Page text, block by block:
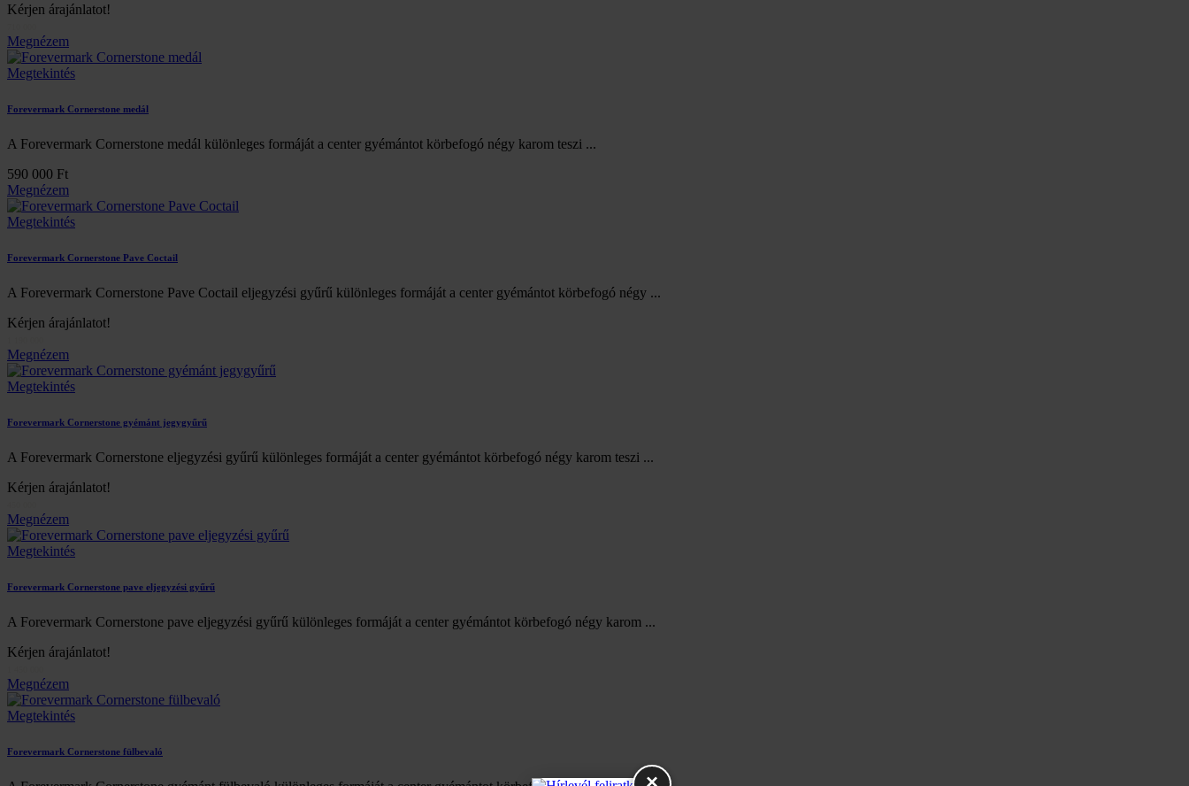
Kérjen árajánlatot!
Megnézem
Megtekintés
Forevermark Cornerstone medál
A Forevermark Cornerstone medál különleges formáját a center gyémántot körbefogó négy karom teszi ...
590 000 Ft
Megnézem
Megtekintés
Forevermark Cornerstone Pave Coctail
A Forevermark Cornerstone Pave Coctail eljegyzési gyűrű különleges formáját a center gyémántot körbefogó négy ...
Kérjen árajánlatot!
Megnézem
Megtekintés
Forevermark Cornerstone gyémánt jegygyűrű
A Forevermark Cornerstone eljegyzési gyűrű különleges formáját a center gyémántot körbefogó négy karom teszi ...
Kérjen árajánlatot!
Megnézem
Megtekintés
Forevermark Cornerstone pave eljegyzési gyűrű
A Forevermark Cornerstone pave eljegyzési gyűrű különleges formáját a center gyémántot körbefogó négy karom ...
Kérjen árajánlatot!
Megnézem
Megtekintés
Forevermark Cornerstone fülbevaló